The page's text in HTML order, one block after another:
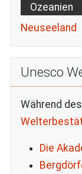
Ozeanien
Neuseeland
Unesco
Während des
Die